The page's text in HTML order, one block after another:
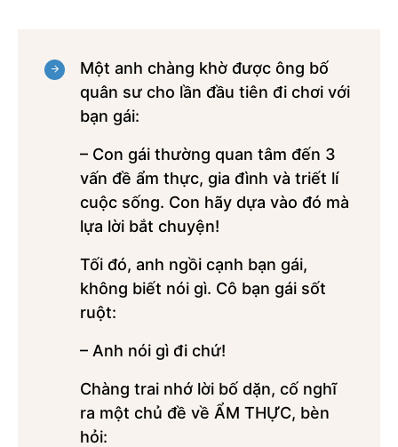
Một anh chàng khờ được ông bố
quân sư cho lần đầu tiên đi chơi với
bạn gái:
– Con gái thường quan tâm đến 3
vấn đề ẩm thực, gia đình và triết lí
cuộc sống. Con hãy dựa vào đó mà
lựa lời bắt chuyện!
Tối đó, anh ngồi cạnh bạn gái,
không biết nói gì. Cô bạn gái sốt
ruột:
– Anh nói gì đi chứ!
Chàng trai nhớ lời bố dặn, cố nghĩ
ra một chủ đề về ẨM THỰC, bèn
hỏi: